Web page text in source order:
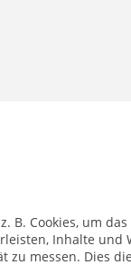
B. Cookies, um
Inhalte und
zu messen. Dies
einen Fehler?